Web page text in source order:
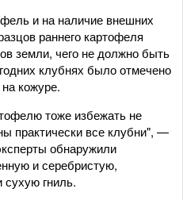
и на наличие внешних
раннего картофеля
земли, чего не должно быть
клубнях было отмечено
кожуре.
тоже избежать не
практически все клубни", —
обнаружили
и серебристую,
сухую гниль.